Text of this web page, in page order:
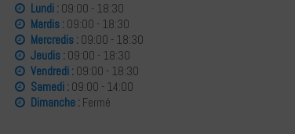
Lundi :09:00 - 18:30
Mardis :09:00 - 18:30
Mercredis :09:00 - 18:30
Jeudis :09:00 - 18:30
Vendredi :09:00 - 18:30
Samedi :09:00 - 14:00
Dimanche :Fermé